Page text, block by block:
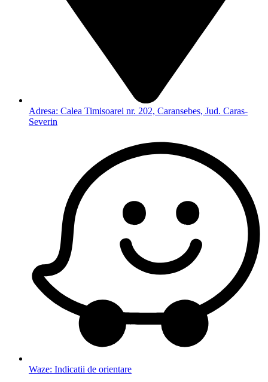
Adresa: Calea Timisoarei nr. 202, Caransebes, Jud. Caras-
Severin
Waze: Indicatii de orientare